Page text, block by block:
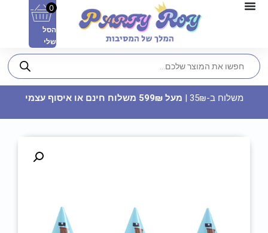
10.90
0
הסל
שלי
משלוח ב-35₪ | מעל 599₪ משלוח חינם או איסוף עצמי